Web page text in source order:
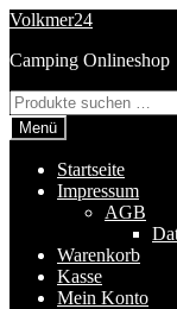
Zur
springen
Zum
springen
Volkmer24
Camping Onlineshop
Suchen
nach:
Menü
Startseite
Impressum
AGB
Warenkorb
Kasse
Mein Konto